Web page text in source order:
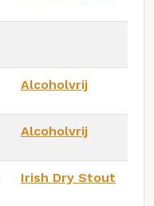
Alcoholvrij
Alcoholvrij
Irish Dry Stout